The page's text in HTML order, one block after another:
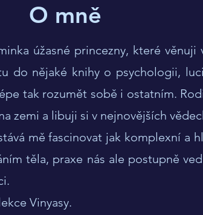
O mně
úžasné princezny, které věnuji
do nějaké knihy o psychologii,
tak rozumět sobě i ostatním.
zemi a libuji si v nejnovějších
mě fascinovat jak komplexní a
těla, praxe nás ale postupně
Vinyasy.